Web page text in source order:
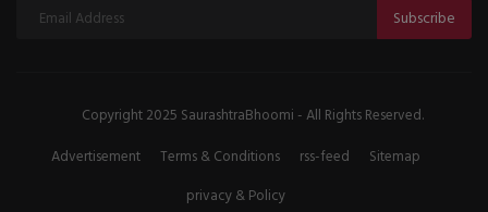
Subscribe
Copyright 2025 SaurashtraBhoomi - All Rights Reserved.
Advertisement
Terms & Conditions rss-feed
Sitemap
privacy & Policy